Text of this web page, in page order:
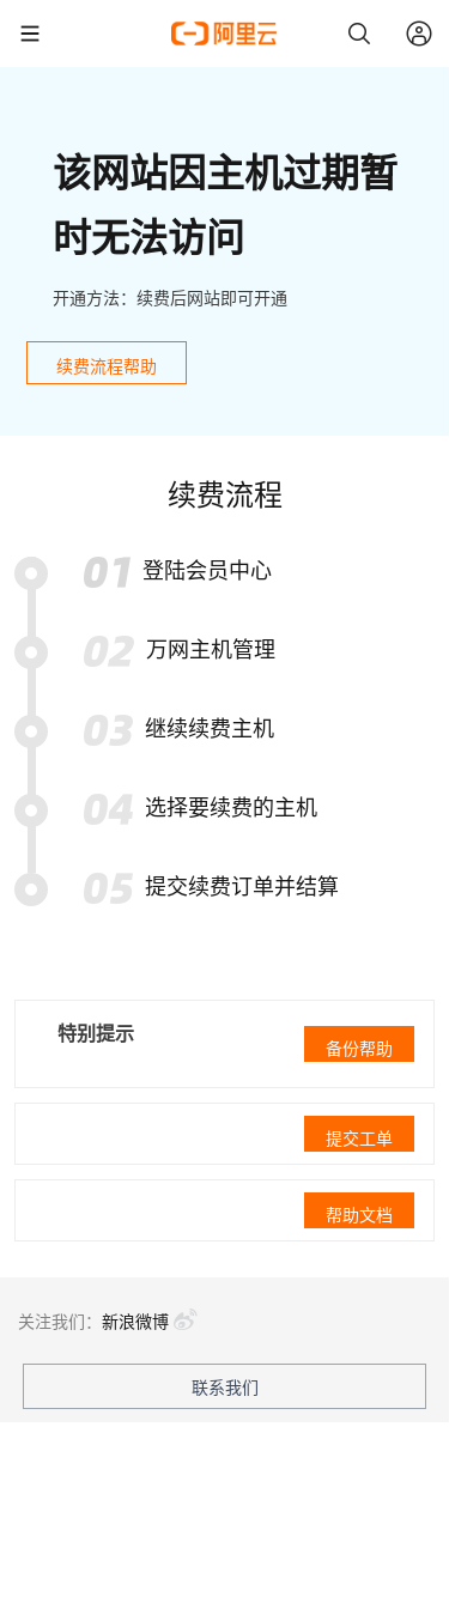
该网站因主机过期暂
时无法访问
开通方法：续费后网站即可开通
续费流程帮助
续费流程
登陆会员中心
万网主机管理
继续续费主机
选择要续费的主机
提交续费订单并结算
特别提示
备份帮助
提交工单
帮助文档